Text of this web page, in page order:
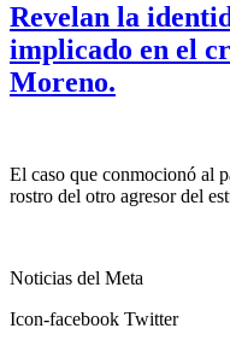
Revelan la
implicado en el
Moreno.
El caso que conmocionó al
rostro del otro agresor del
Noticias del Meta
Icon-facebook Twitter